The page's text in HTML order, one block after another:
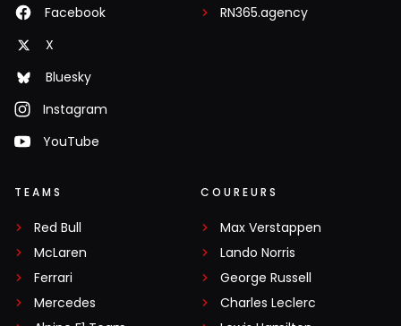
aan damage-control te doen, alleen nog voor een
Hamil_Ton
Laten we wel wezen wat wil je nou als race liefhebber, dat
Facebook
X
Bluesky
Instagram
YouTube
RN365.agency
TEAMS
Red Bull
McLaren
Ferrari
Mercedes
COUREURS
Max Verstappen
Lando Norris
George Russell
Charles Leclerc